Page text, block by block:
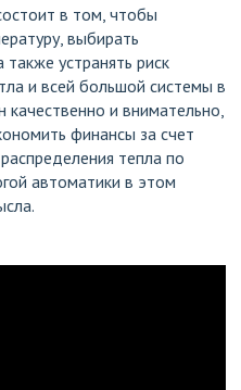
в том, чтобы
выбирать
устранять риск
и всей большой системы в
и внимательно,
финансы за счет
тепла по
автоматики в этом